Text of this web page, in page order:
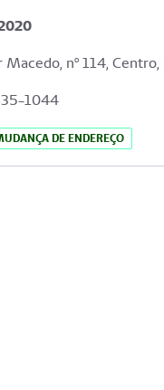
Macedo, nº 114,
1044
DE ENDEREÇO